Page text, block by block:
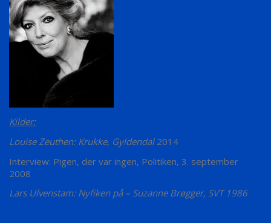
Kilder:
Louise Zeuthen: Krukke, Gyldendal2014
Interview: Pigen, der var ingen, Politiken, 3. september
2008
Lars Ulvenstam: Nyfiken på – Suzanne Brøgger, SVT 1986